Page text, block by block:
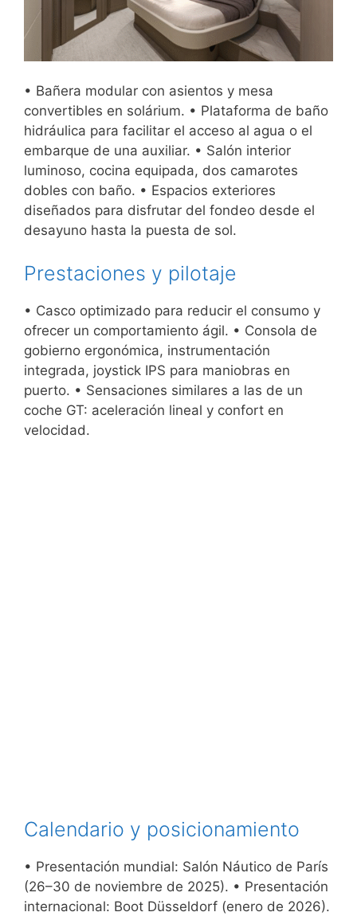
• Bañera modular con asientos y mesa
convertibles en solárium. • Plataforma de baño
hidráulica para facilitar el acceso al agua o el
embarque de una auxiliar. • Salón interior
luminoso, cocina equipada, dos camarotes
dobles con baño. • Espacios exteriores
diseñados para disfrutar del fondeo desde el
desayuno hasta la puesta de sol.
Prestaciones y pilotaje
• Casco optimizado para reducir el consumo y
ofrecer un comportamiento ágil. • Consola de
gobierno ergonómica, instrumentación
integrada, joystick IPS para maniobras en
puerto. • Sensaciones similares a las de un
coche GT: aceleración lineal y confort en
velocidad.
Calendario y posicionamiento
• Presentación mundial: Salón Náutico de París
(26–30 de noviembre de 2025). • Presentación
internacional: Boot Düsseldorf (enero de 2026).